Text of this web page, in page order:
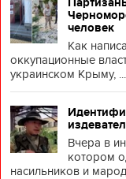
человек
Как
оккупационные
украинском Крыму, ...
Вчера в
котором
насильников и